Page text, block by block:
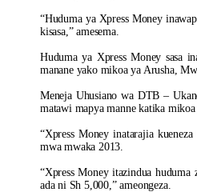
“Huduma ya Xpress Money
kisasa,” amesema.
Huduma ya Xpress Money sasa
manane yako mikoa ya Arusha,
Meneja Uhusiano wa DTB –
matawi mapya manne katika
“Xpress Money inatarajia
mwa mwaka 2013.
“Xpress Money itazindua
ada ni Sh 5,000,” ameongeza.